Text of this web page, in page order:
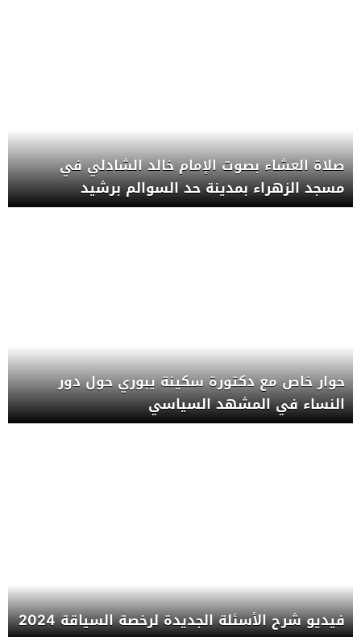
صلاة العشاء بصوت الإمام خالد الشادلي في
مسجد الزهراء بمدينة حد السوالم برشيد
حوار خاص مع دكتورة سكينة يبوري حول دور
النساء في المشهد السياسي
فيديو شرح الأسئلة الجديدة لرخصة السياقة 2024